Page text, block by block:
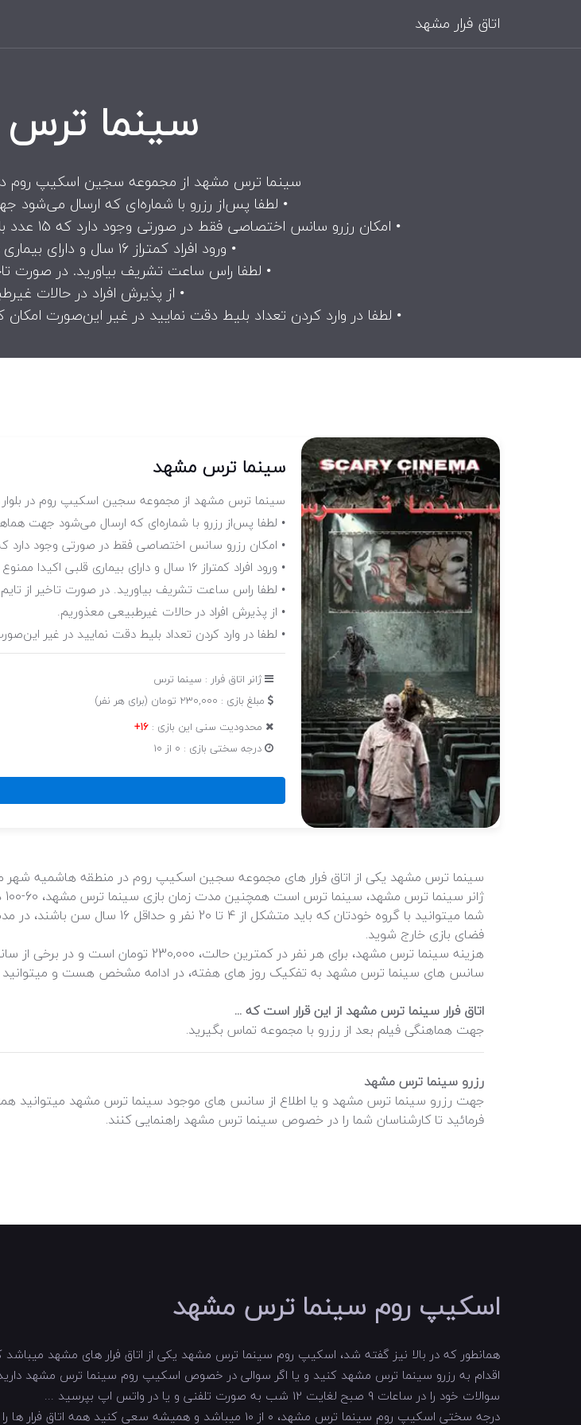
اتاق فرار مشهد
سینما
سینما ترس مشهد از مجموعه سجین اسکیپ روم در
• لطفا پس‌از رزرو با شماره‌ای که ارسال
• امکان رزرو سانس اختصاصی فقط در صورتی وجود دارد که ۱۵ عدد بلیط تهیه بفرمایید و هزینه‌ی ۱۵ بلیط پرداخت گردد .
• ورود افراد کمتراز ۱۶ سال و دارای بیماری قلبی اکیدا ممنوع است.
• لطفا راس ساعت تشریف بیاورید. در صورت
• از پذیرش افراد در حالات
• لطفا در وارد کردن تعداد بلیط دقت نمایید در غیر این‌صورت امکان
سینما ترس مشهد
سینما ترس مشهد از مجموعه سجین اسکیپ روم در بلوار
• لطفا پس‌از رزرو با شماره‌ای که ارسال می‌شود جهت
• امکان رزرو سانس اختصاصی فقط در صورتی وجود دارد که ۱۵ عدد بلیط تهیه بفرمایید و هزینه‌ی ۱۵ بلیط پرداخت
• ورود افراد کمتراز ۱۶ سال و دارای بیماری قلبی اکیدا ممنوع است.
• لطفا راس ساعت تشریف بیاورید. در صورت تاخیر از
• از پذیرش افراد در حالات غیرطبیعی معذوریم.
• لطفا در وارد کردن تعداد بلیط دقت نمایید در غیر
ژانر اتاق فرار : سینما ترس
مبلغ بازی : 230,000 تومان (برای هر نفر)
محدودیت سنی این بازی : 16+
درجه سختی بازی : ۰ از 10
سینما ترس مشهد یکی از اتاق فرار های مجموعه سجین اسکیپ روم در منطقه هاشمیه
ژانر سینما ترس مشهد، سینما ترس است همچنین مدت زمان بازی سینما ترس مشهد، 60-100 دقیقه میباشد.
فضای بازی خارج شوید.
هزینه سینما ترس مشهد، برای هر نفر در
سانس های سینما ترس مشهد به تفکیک روز های هفته، در ادامه مشخص هست و میتوانید
اتاق فرار سینما ترس مشهد از این قرار است که ...
جهت هماهنگی فیلم بعد از رزرو با مجموعه تماس بگیرید.
رزرو سینما ترس مشهد
فرمائید تا کارشناسان شما را در خصوص سینما ترس مشهد راهنمایی کنند.
اسکیپ روم سینما ترس مشهد
همانطور که در بالا نیز گفته شد، اسکیپ روم سینما ترس مشهد یکی از اتاق فرار های مشهد میباشد
اقدام به رزرو سینما ترس مشهد کنید و یا اگر سوالی در خصوص اسکیپ روم سینما ترس مشهد
سوالات خود را در ساعات 9 صبح لغایت 12 شب به صورت تلفنی و یا در واتس اپ بپرسید ...
درجه سختی اسکیپ روم سینما ترس مشهد، ۰ از 10 میباشد و